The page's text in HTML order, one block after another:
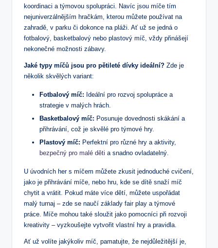
koordinaci a týmovou spolupráci. Navíc jsou míče tím
nejuniverzálnějším hračkám, kterou můžete používat na
zahradě, v parku či dokonce na pláži. Ať už se jedná o
fotbalový, basketbalový nebo plastový míč, vždy přinášejí
nekonečné možnosti zábavy.
Jaké typy míčů jsou pro pětileté dívky ideální? Zde je
několik skvělých variant:
Fotbalový míč: Ideální pro rozvoj spolupráce a
strategie v malých hrách.
Basketbalový míč: Posunuje dovednosti skákání a
přihrávání, což je skvělé pro týmové hry.
Plastový míč: Perfektní pro různé hry a aktivity,
bezpečný pro malé děti a snadno ovladatelný.
U úvodních her s míčem můžete zkusit jednoduché cvičení,
jako je přihrávání míče, nebo hru, kde se dítě snaží míč
chytit a vrátit. Pokud máte více dětí, můžete uspořádat
malý turnaj – zde se naučí základy fair play a týmové
práce. Míče mohou také sloužit jako pomocníci při rozvoji
kreativity – vyzkoušejte vytvořit vlastní hry a pravidla.
Ať už volíte jakýkoliv míč, pamatujte, že nejdůležitější je,